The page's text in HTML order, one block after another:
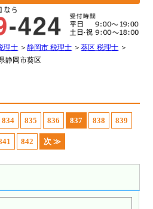
理士 ＞静岡市 税理士 ＞葵区 税理士 ＞
静岡市葵区
834 835 836 837 838 839
842 次 ≫